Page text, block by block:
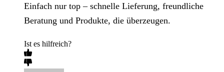
Einfach nur top – schnelle Lieferung, freundliche
Beratung und Produkte, die überzeugen.
Ist es hilfreich?